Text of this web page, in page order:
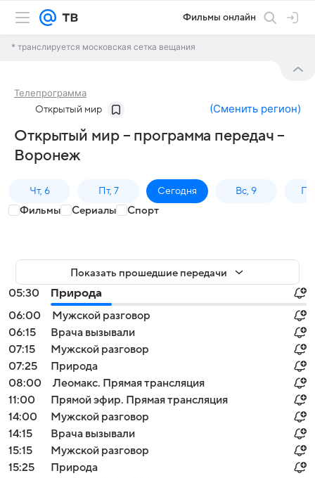
Фильмы онлайн
* транслируется московская сетка вещания
Телепрограмма
Открытый мир (Сменить регион)
Открытый мир – программа передач –
Воронеж
Чт, 6 Пт, 7 Сегодня Вс, 9
Фильмы Сериалы Спорт
Показать прошедшие передачи
05:30
Природа
06:00
Мужской разговор
06:15
Врача вызывали
07:15
Мужской разговор
07:25
Природа
08:00
Леомакс. Прямая трансляция
11:00
Прямой эфир. Прямая трансляция
14:00
Мужской разговор
14:15
Врача вызывали
15:15
Мужской разговор
15:25
Природа